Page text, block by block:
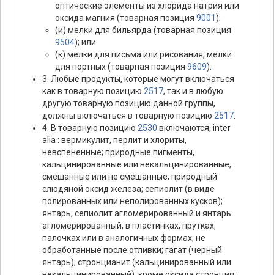
оптические элементы из хлорида натрия или
оксида магния (товарная позиция 9001);
(и) мелки для бильярда (товарная позиция
9504); или
(к) мелки для письма или рисования, мелки
для портных (товарная позиция 9609).
3. Любые продукты, которые могут включаться
как в товарную позицию 2517, так и в любую
другую товарную позицию данной группы,
должны включаться в товарную позицию 2517
4. В товарную позицию 2530 включаются, inter
alia : вермикулит, перлит и хлориты,
невспененные; природные пигменты,
кальцинированные или некальцинированные,
смешанные или не смешанные; природный
слюдяной оксид железа; сепиолит (в виде
полированных или неполированных кусков);
янтарь; сепиолит агломерированный и янтарь
агломерированный, в пластинках, прутках,
палочках или в аналогичных формах, не
обработанные после отливки; гагат (черный
янтарь); стронцианит (кальцинированный или